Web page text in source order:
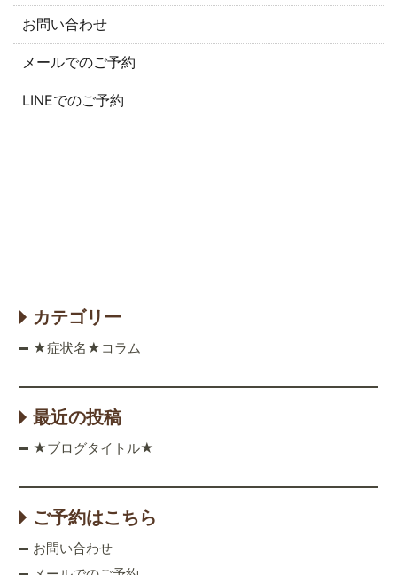
お問い合わせ
メールでのご予約
LINEでのご予約
カテゴリー
★症状名★コラム
最近の投稿
★ブログタイトル★
ご予約はこちら
お問い合わせ